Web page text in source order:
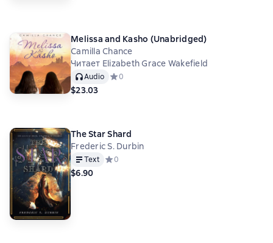
Melissa and Kasho (Unabridged)
Camilla Chance
Читает Elizabeth Grace Wakefield
Audio Средний рейтинг 0 на основе 0 оценок
0
$23.03
The Star Shard
Frederic S. Durbin
Text Средний рейтинг 0 на основе 0 оценок
0
$6.90